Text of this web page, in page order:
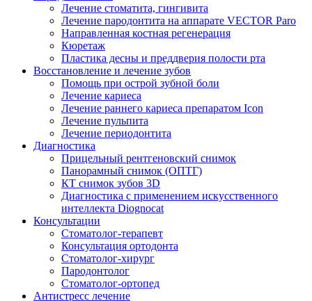
Лечение стоматита, гингивита
Лечение пародонтита на аппарате VECTOR Paro
Направленная костная регенерация
Кюретаж
Пластика десны и преддверия полости рта
Восстановление и лечение зубов
Помощь при острой зубной боли
Лечение кариеса
Лечение раннего кариеса препаратом Icon
Лечение пульпита
Лечение периодонтита
Диагностика
Прицельный рентгеновский снимок
Панорамный снимок (ОПТГ)
КТ снимок зубов 3D
Диагностика с применением искусственного
интеллекта Diognocat
Консультации
Стоматолог-терапевт
Консультация ортодонта
Стоматолог-хирург
Пародонтолог
Стоматолог-ортопед
Антистресс лечение